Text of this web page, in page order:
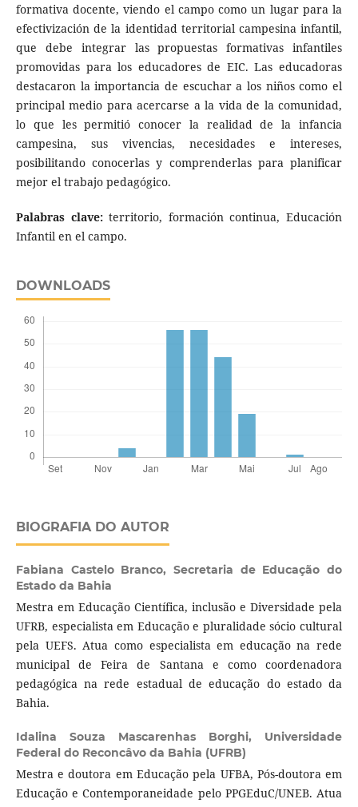
formativa docente, viendo el campo como un lugar para la
efectivización de la identidad territorial campesina infantil,
que debe integrar las propuestas formativas infantiles
promovidas para los educadores de EIC. Las educadoras
destacaron la importancia de escuchar a los niños como el
principal medio para acercarse a la vida de la comunidad,
lo que les permitió conocer la realidad de la infancia
campesina, sus vivencias, necesidades e intereses,
posibilitando conocerlas y comprenderlas para planificar
mejor el trabajo pedagógico.
Palabras clave:territorio, formación continua, Educación
Infantil en el campo.
DOWNLOADS
BIOGRAFIA DO AUTOR
Fabiana Castelo Branco, Secretaria de Educação do
Estado da Bahia
Mestra em Educação Científica, inclusão e Diversidade pela
UFRB, especialista em Educação e pluralidade sócio cultural
pela UEFS. Atua como especialista em educação na rede
municipal de Feira de Santana e como coordenadora
pedagógica na rede estadual de educação do estado da
Bahia.
Idalina Souza Mascarenhas Borghi, Universidade
Federal do Reconcâvo da Bahia (UFRB)
Mestra e doutora em Educação pela UFBA, Pós-doutora em
Educação e Contemporaneidade pelo PPGEduC/UNEB. Atua